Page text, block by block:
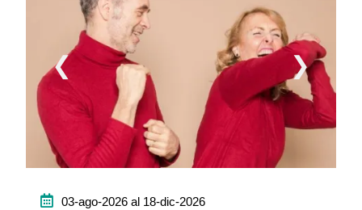
❮ ❯
03-ago-2026 al 18-dic-2026